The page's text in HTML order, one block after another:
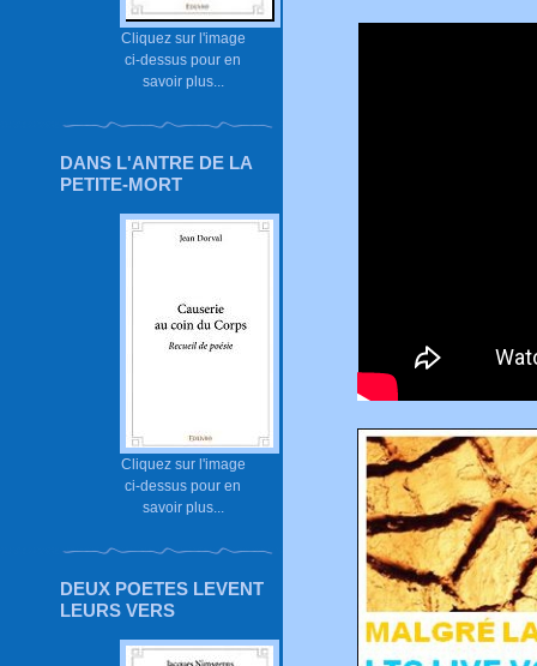
Cliquez sur l'image
ci-dessus pour en
savoir plus...
DANS L'ANTRE DE LA
PETITE-MORT
Cliquez sur l'image
ci-dessus pour en
savoir plus...
DEUX POETES LEVENT
LEURS VERS